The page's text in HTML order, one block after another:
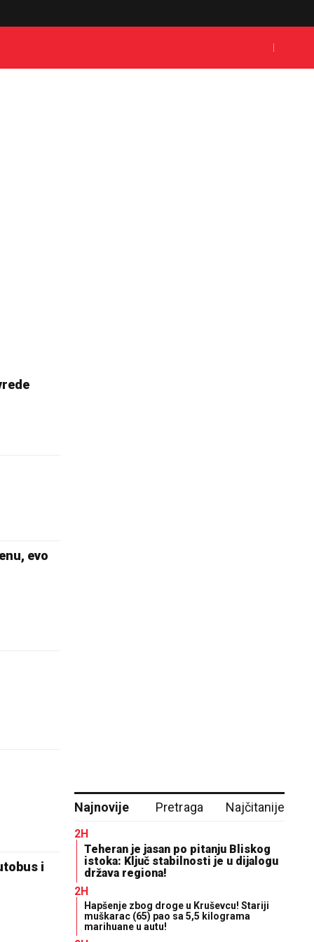
evo
i
Najnovije Pretraga Najčitanije
2H
Teheran je jasan po pitanju Bliskog
istoka: Ključ stabilnosti je u dijalogu
država regiona!
2H
Hapšenje zbog droge u Kruševcu! Stariji
muškarac (65) pao sa 5,5 kilograma
marihuane u autu!